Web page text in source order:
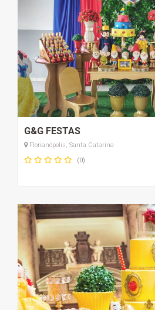
G&G FESTAS
Florianópolis, Santa Catarina
(0)